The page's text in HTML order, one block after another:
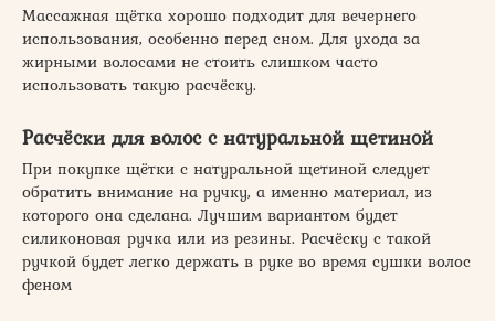
Массажная щётка хорошо подходит для вечернего
использования, особенно перед сном. Для ухода за
жирными волосами не стоить слишком часто
использовать такую расчёску.
Расчёски для волос с натуральной щетиной
При покупке щётки с натуральной щетиной следует
обратить внимание на ручку, а именно материал, из
которого она сделана. Лучшим вариантом будет
силиконовая ручка или из резины. Расчёску с такой
ручкой будет легко держать в руке во время сушки волос
феном